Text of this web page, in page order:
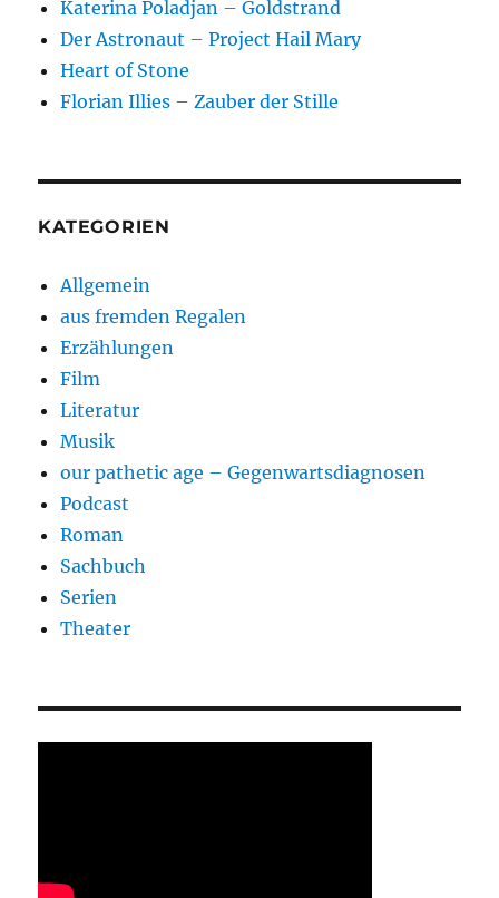
Katerina Poladjan – Goldstrand
Der Astronaut – Project Hail Mary
Heart of Stone
Florian Illies – Zauber der Stille
KATEGORIEN
Allgemein
aus fremden Regalen
Erzählungen
Film
Literatur
Musik
our pathetic age – Gegenwartsdiagnosen
Podcast
Roman
Sachbuch
Serien
Theater